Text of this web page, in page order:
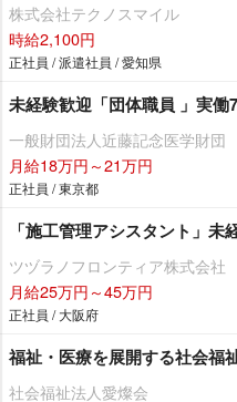
株式会社テクノスマイル
時給2,100円
正社員 / 派遣社員 / 愛知県
未経験歓迎「団体職員 」実働
一般財団法人近藤記念医学財団
月給18万円～21万円
正社員 / 東京都
「施工管理アシスタント」
ツヅラノフロンティア株式会社
月給25万円～45万円
正社員 / 大阪府
福祉・医療を展開する社会福
社会福祉法人愛燦会